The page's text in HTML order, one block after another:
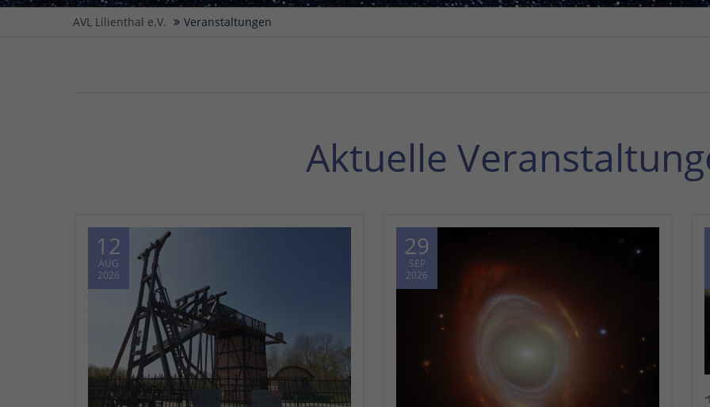
AVL Lilienthal e.V. Veranstaltungen
Aktuelle
12
AUG
2026
29
SEP
2026